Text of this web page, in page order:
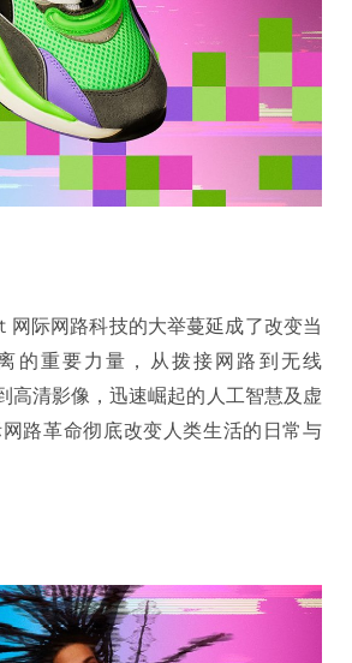
际网路科技的大举蔓延成了改变当
的重要力量，从拨接网路到无线
高清影像，迅速崛起的人工智慧及虚
路革命彻底改变人类生活的日常与